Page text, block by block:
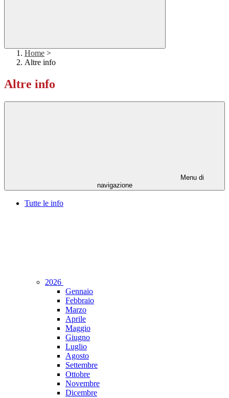
Home >
Altre info
Altre info
Menu di
navigazione
Tutte le info
2026
Gennaio
Febbraio
Marzo
Aprile
Maggio
Giugno
Luglio
Agosto
Settembre
Ottobre
Novembre
Dicembre